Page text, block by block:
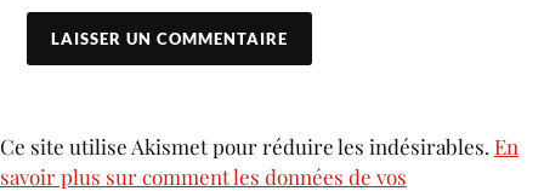
Ce site utilise Akismet pour réduire les indésirables. En
savoir plus sur comment les données de vos